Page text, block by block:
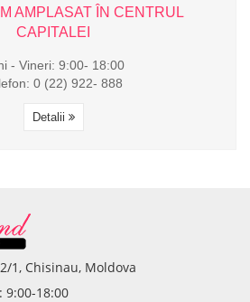
AMPLASAT ÎN CENTRUL
CAPITALEI
- Vineri: 9:00- 18:00
0 (22) 922- 888
Detalii
1, Chisinau, Moldova
9:00-18:00